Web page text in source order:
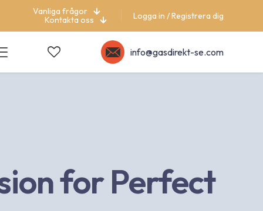
Vanliga frågor
Kontakta oss
Logga in / Registrera dig
info@gasdirekt-se.com
for Perfect